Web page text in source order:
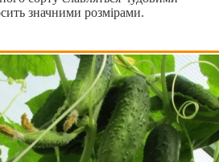
значними розмірами.